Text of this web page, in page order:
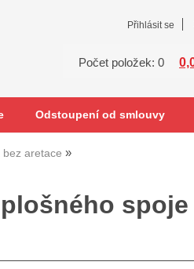
Přihlásit se
Počet položek: 0
Odstoupení od smlouvy
aretace
spoje